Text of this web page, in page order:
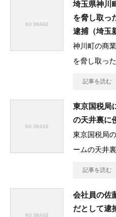
埼玉県神川
を脅し取っ
逮捕（埼玉
神川町の商
を脅し取っ
記事を読む
東京国税局
の天井裏に
東京国税局
ームの天井
記事を読む
会社員の佐
だとして逮